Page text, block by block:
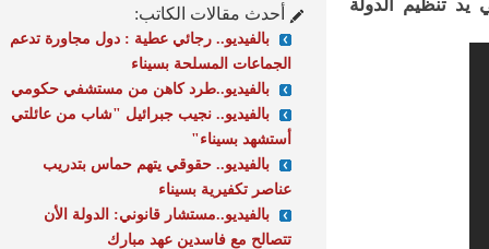
تنظيم الدولة
أحدث مقالات الكاتب:
بالفيديو.. رجائي عطية : دول مجاورة تدعم
الجماعات المسلحة بسيناء
بالفيديو..طرد كاهن من مستشفي حكومي
بالفيديو.. نجيب جبرائيل "شاب من عائلتي
أستشهد بسيناء"
بالفيديو.. حقوقي يتهم حماس بتدريب
عناصر تكفيرية بسيناء
بالفيديو..مستشار قانوني: الدولة الأن
تتصالح مع فاسدين عهد مبارك